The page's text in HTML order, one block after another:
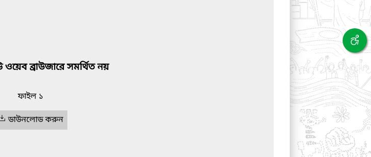
ওয়েব ব্রাউজারে সমর্থিত নয়
ফাইল ১
ডাউনলোড করুন